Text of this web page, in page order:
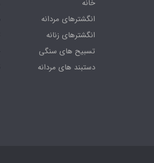
خانه
انگشترهای مردانه
انگشترهای زنانه
تسبیح های سنگی
دستبند های مردانه